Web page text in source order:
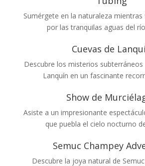
Sumérgete en la naturaleza
por las tranquilas aguas del
Cuevas de
Descubre los misterios subterráneos
Lanquín en un fascinante
Show de
Asiste a un impresionante
que puebla el cielo nocturno
Semuc Champey
Descubre la joya natural de